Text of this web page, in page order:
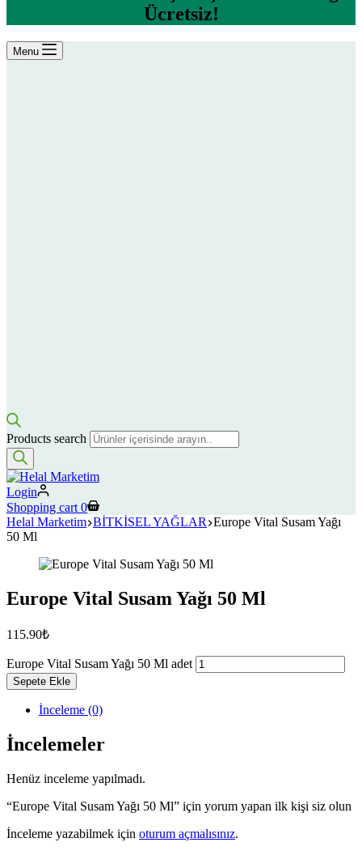
Ücretsiz!
Menu
Products search
Login
Shopping cart 0
Helal Marketim BİTKİSEL YAĞLAR Europe Vital Susam Yağı
50 Ml
Europe Vital Susam Yağı 50 Ml
115.90₺
Europe Vital Susam Yağı 50 Ml adet
Sepete Ekle
İnceleme (0)
İncelemeler
Henüz inceleme yapılmadı.
“Europe Vital Susam Yağı 50 Ml” için yorum yapan ilk kişi siz olun
İnceleme yazabilmek için oturum açmalısınız.